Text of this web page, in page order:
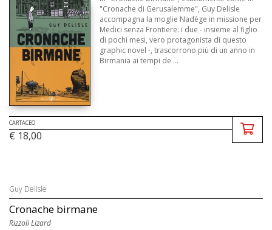
"Cronache di Gerusalemme", Guy Delisle
accompagna la moglie Nadège in missione per
Medici senza Frontiere: i due - insieme al figlio
di pochi mesi, vero protagonista di questo
graphic novel -, trascorrono più di un anno in
Birmania ai tempi de ...
CARTACEO
€ 18,00
Guy Delisle
Cronache birmane
Rizzoli Lizard